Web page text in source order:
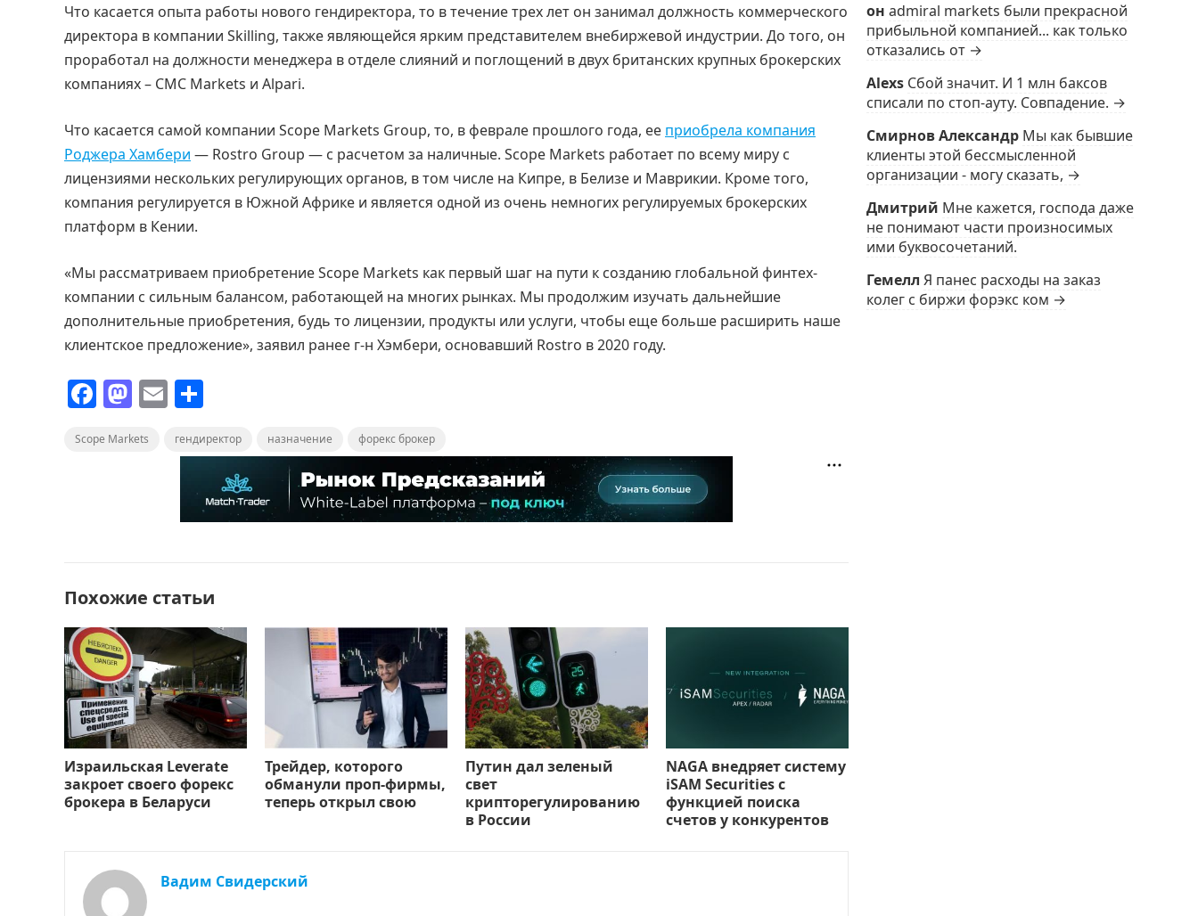
Что касается опыта работы нового гендиректора, то в течение трех лет он занимал должность коммерческого
директора в компании Skilling, также являющейся ярким представителем внебиржевой индустрии. До того, он
проработал на должности менеджера в отделе слияний и поглощений в двух британских крупных брокерских
компаниях – CMC Markets и Alpari.
Что касается самой компании Scope Markets Group, то, в феврале прошлого года, ее приобрела компания
Роджера Хамбери — Rostro Group — с расчетом за наличные. Scope Markets работает по всему миру с
лицензиями нескольких регулирующих органов, в том числе на Кипре, в Белизе и Маврикии. Кроме того,
компания регулируется в Южной Африке и является одной из очень немногих регулируемых брокерских
платформ в Кении.
«Мы рассматриваем приобретение Scope Markets как первый шаг на пути к созданию глобальной финтех-
компании с сильным балансом, работающей на многих рынках. Мы продолжим изучать дальнейшие
дополнительные приобретения, будь то лицензии, продукты или услуги, чтобы еще больше расширить наше
клиентское предложение», заявил ранее г-н Хэмбери, основавший Rostro в 2020 году.
F
c
k
M
st
E
ai п
а
т
ь
Scope Markets гендиректор назначение форекс брокер
Похожие статьи
Израильская Leverate
закроет своего форекс
брокера в Беларуси
Трейдер, которого
обманули проп-фирмы,
теперь открыл свою
Путин дал зеленый
свет
крипторегулированию
в России
NAGA внедряет систему
iSAM Securities с
функцией поиска
счетов у конкурентов
Вадим Свидерский
он admiral markets были прекрасной
прибыльной компанией... как только
отказались от →
Alexs Сбой значит. И 1 млн баксов
списали по стоп-ауту. Совпадение. →
Смирнов Александр Мы как бывшие
клиенты этой бессмысленной
организации - могу сказать, →
Дмитрий Мне кажется, господа даже
не понимают части произносимых
ими буквосочетаний.
Гемелл Я панес расходы на заказ
колег с биржи форэкс ком →